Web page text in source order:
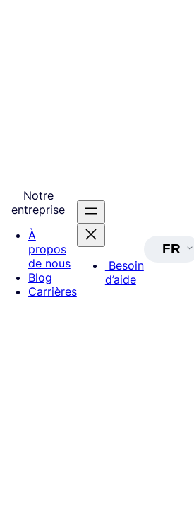
Notre
entreprise
À
propos
de nous
Blog
Carrières
Besoin
d’aide
FR